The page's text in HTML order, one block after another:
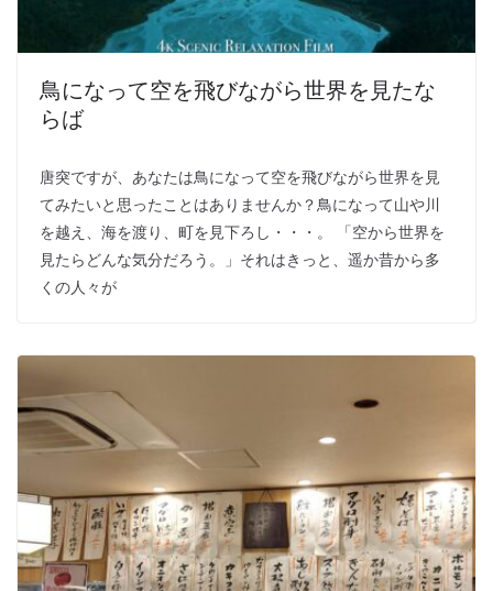
鳥になって空を飛びながら世界を見たな
らば
唐突ですが、あなたは鳥になって空を飛びながら世界を見
てみたいと思ったことはありませんか？鳥になって山や川
を越え、海を渡り、町を見下ろし・・・。 「空から世界を
見たらどんな気分だろう。」それはきっと、遥か昔から多
くの人々が